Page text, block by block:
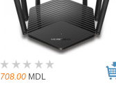
708.00 MDL